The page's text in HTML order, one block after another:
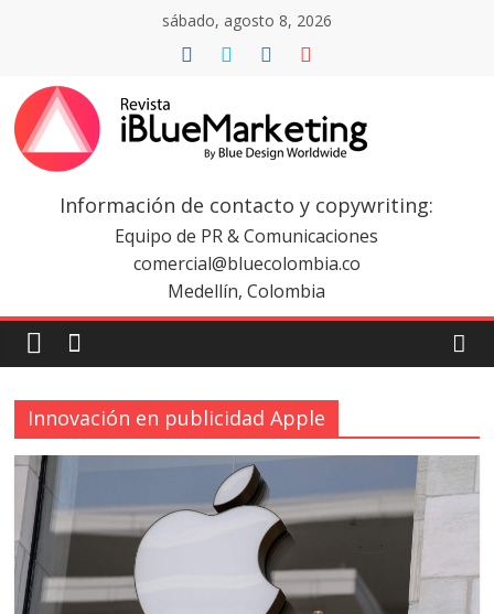
sábado, agosto 8, 2026
Revista
iBlue
Marketing
Colombia
|
Revistas
de
Marketing
Información de contacto y copywriting:
Equipo de PR & Comunicaciones
comercial@bluecolombia.co
Medellín, Colombia
Innovación en publicidad Apple